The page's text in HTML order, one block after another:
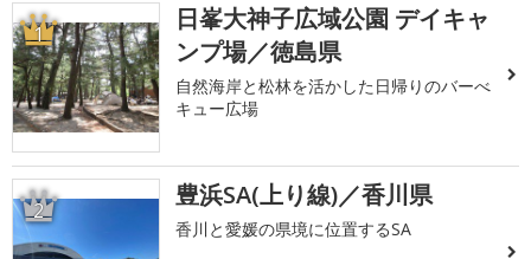
1
日峯大神子広域公園 デイキャ
ンプ場／徳島県
自然海岸と松林を活かした日帰りのバーべ
キュー広場
2 豊浜SA(上り線)／香川県
香川と愛媛の県境に位置するSA